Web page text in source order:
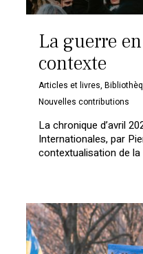
La guerre
contexte
Articles et livres,
Nouvelles contributions
La chronique d’avril
Internationales, par
contextualisation de la